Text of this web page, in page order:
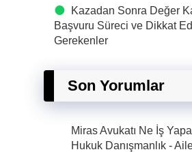
Kazadan Sonra Değer
Başvuru Süreci ve Dikkat
Gerekenler
Son Yorumlar
Miras Avukatı Ne İş
Hukuk Danışmanlık -